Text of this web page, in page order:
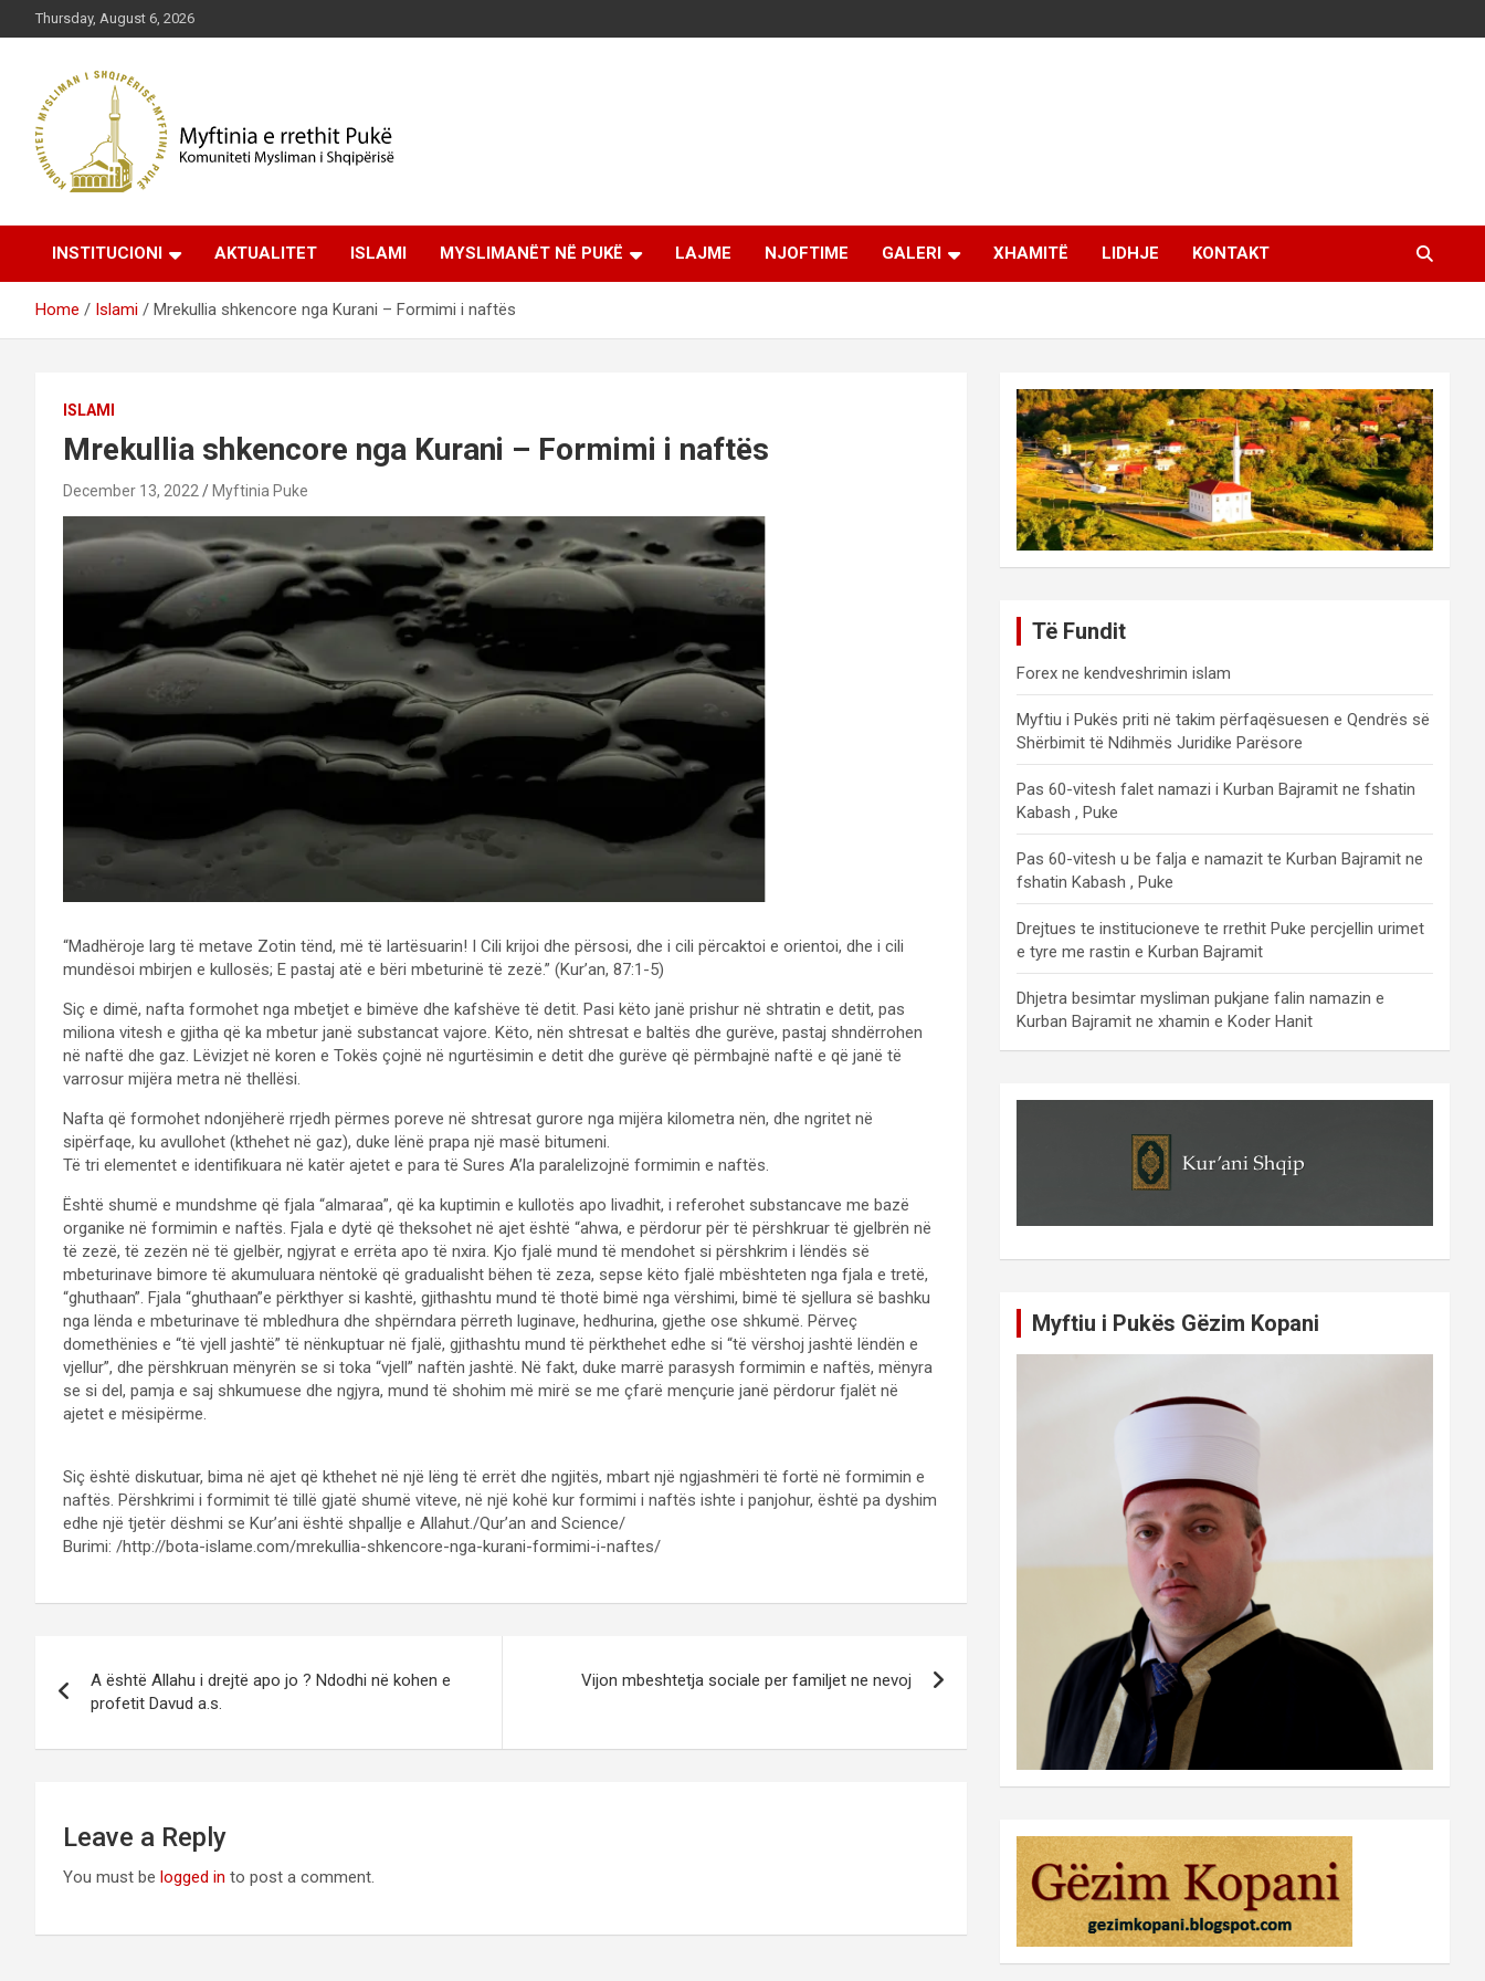
to
Thursday, August 6, 2026
Myftinia Pukë | Faqja
Zyrtare
INSTITUCIONI AKTUALITET ISLAMI MYSLIMANËT NË PUKË LAJME NJOFTIME GALERI XHAMITË LIDHJE KONTAKT
Home Islami Mrekullia shkencore nga Kurani – Formimi i naftës
ISLAMI
Mrekullia shkencore nga Kurani – Formimi i naftës
December 13, 2022 Myftinia Puke
“Madhëroje larg të metave Zotin tënd, më të lartësuarin! I Cili krijoi dhe përsosi, dhe i cili përcaktoi e orientoi, dhe i cili
mundësoi mbirjen e kullosës; E pastaj atë e bëri mbeturinë të zezë.” (Kur’an, 87:1-5)
Siç e dimë, nafta formohet nga mbetjet e bimëve dhe kafshëve të detit. Pasi këto janë prishur në shtratin e detit, pas
miliona vitesh e gjitha që ka mbetur janë substancat vajore. Këto, nën shtresat e baltës dhe gurëve, pastaj shndërrohen
në naftë dhe gaz. Lëvizjet në koren e Tokës çojnë në ngurtësimin e detit dhe gurëve që përmbajnë naftë e që janë të
varrosur mijëra metra në thellësi.
Nafta që formohet ndonjëherë rrjedh përmes poreve në shtresat gurore nga mijëra kilometra nën, dhe ngritet në
sipërfaqe, ku avullohet (kthehet në gaz), duke lënë prapa një masë bitumeni.
Të tri elementet e identifikuara në katër ajetet e para të Sures A’la paralelizojnë formimin e naftës.
Është shumë e mundshme që fjala “almaraa”, që ka kuptimin e kullotës apo livadhit, i referohet substancave me bazë
organike në formimin e naftës. Fjala e dytë që theksohet në ajet është “ahwa, e përdorur për të përshkruar të gjelbrën në
të zezë, të zezën në të gjelbër, ngjyrat e errëta apo të nxira. Kjo fjalë mund të mendohet si përshkrim i lëndës së
mbeturinave bimore të akumuluara nëntokë që gradualisht bëhen të zeza, sepse këto fjalë mbështeten nga fjala e tretë,
“ghuthaan”. Fjala “ghuthaan”e përkthyer si kashtë, gjithashtu mund të thotë bimë nga vërshimi, bimë të sjellura së bashku
nga lënda e mbeturinave të mbledhura dhe shpërndara përreth luginave, hedhurina, gjethe ose shkumë. Përveç
domethënies e “të vjell jashtë” të nënkuptuar në fjalë, gjithashtu mund të përkthehet edhe si “të vërshoj jashtë lëndën e
vjellur”, dhe përshkruan mënyrën se si toka “vjell” naftën jashtë. Në fakt, duke marrë parasysh formimin e naftës, mënyra
se si del, pamja e saj shkumuese dhe ngjyra, mund të shohim më mirë se me çfarë mençurie janë përdorur fjalët në
ajetet e mësipërme.
Siç është diskutuar, bima në ajet që kthehet në një lëng të errët dhe ngjitës, mbart një ngjashmëri të fortë në formimin e
naftës. Përshkrimi i formimit të tillë gjatë shumë viteve, në një kohë kur formimi i naftës ishte i panjohur, është pa dyshim
edhe një tjetër dëshmi se Kur’ani është shpallje e Allahut./Qur’an and Science/
Burimi: /http://bota-islame.com/mrekullia-shkencore-nga-kurani-formimi-i-naftes/
navigation
A është Allahu i drejtë apo jo ? Ndodhi në kohen e
profetit Davud a.s.
Vijon mbeshtetja sociale per familjet ne nevoj
Leave a Reply
You must be logged in to post a comment.
Të Fundit
Forex ne kendveshrimin islam
Myftiu i Pukës priti në takim përfaqësuesen e Qendrës së
Shërbimit të Ndihmës Juridike Parësore
Pas 60-vitesh falet namazi i Kurban Bajramit ne fshatin
Kabash , Puke
Pas 60-vitesh u be falja e namazit te Kurban Bajramit ne
fshatin Kabash , Puke
Drejtues te institucioneve te rrethit Puke percjellin urimet
e tyre me rastin e Kurban Bajramit
Dhjetra besimtar mysliman pukjane falin namazin e
Kurban Bajramit ne xhamin e Koder Hanit
Myftiu i Pukës Gëzim Kopani